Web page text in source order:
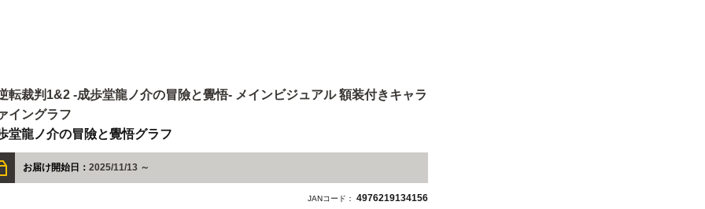
転裁判1&2 -成歩堂龍ノ介の冒險と覺悟- メインビジュアル 額装付きキャラ
イングラフ
堂龍ノ介の冒險と覺悟グラフ
お届け開始日： 2025/11/13 ～
JANコード： 4976219134156